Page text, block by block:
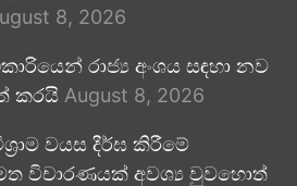
8, 2026
රාජ්‍ය අංශය සඳහා නව
කරයි August 8, 2026
වයස දීර්ඝ කිරීමේ
විචාරණයක් අවශ්‍ය වුවහොත්